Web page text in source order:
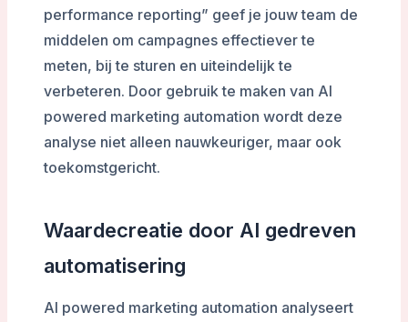
performance reporting” geef je jouw team de
middelen om campagnes effectiever te
meten, bij te sturen en uiteindelijk te
verbeteren. Door gebruik te maken van AI
powered marketing automation wordt deze
analyse niet alleen nauwkeuriger, maar ook
toekomstgericht.
Waardecreatie door AI gedreven
automatisering
AI powered marketing automation analyseert